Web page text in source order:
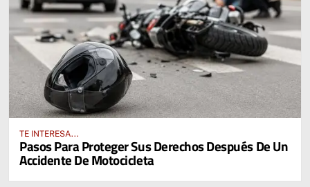
TE INTERESA...
Pasos Para Proteger Sus Derechos Después De Un
Accidente De Motocicleta